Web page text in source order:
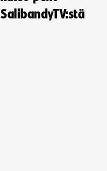
SalibandyTV:stä